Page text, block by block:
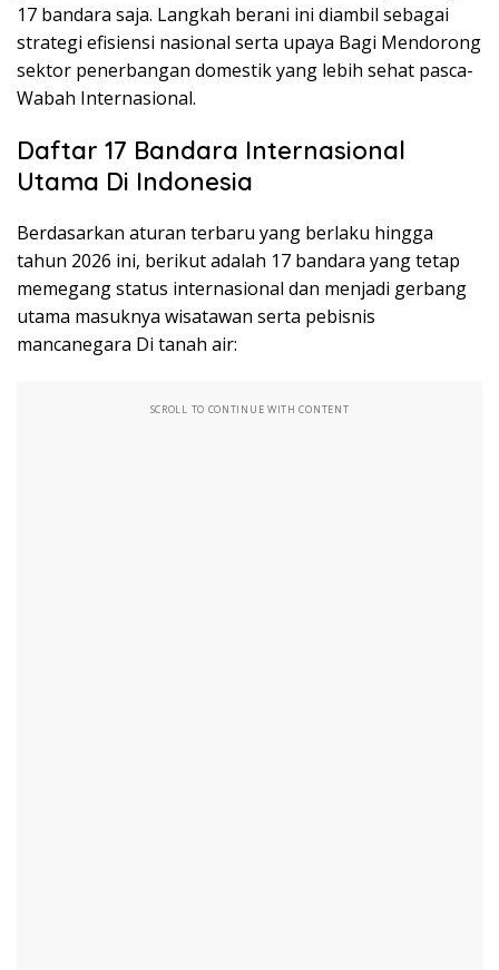
17 bandara saja. Langkah berani ini diambil sebagai
strategi efisiensi nasional serta upaya Bagi Mendorong
sektor penerbangan domestik yang lebih sehat pasca-
Wabah Internasional.
Daftar 17 Bandara Internasional
Utama Di Indonesia
Berdasarkan aturan terbaru yang berlaku hingga
tahun 2026 ini, berikut adalah 17 bandara yang tetap
memegang status internasional dan menjadi gerbang
utama masuknya wisatawan serta pebisnis
mancanegara Di tanah air:
SCROLL TO CONTINUE WITH CONTENT